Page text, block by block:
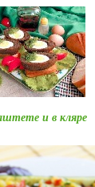
и в кляре